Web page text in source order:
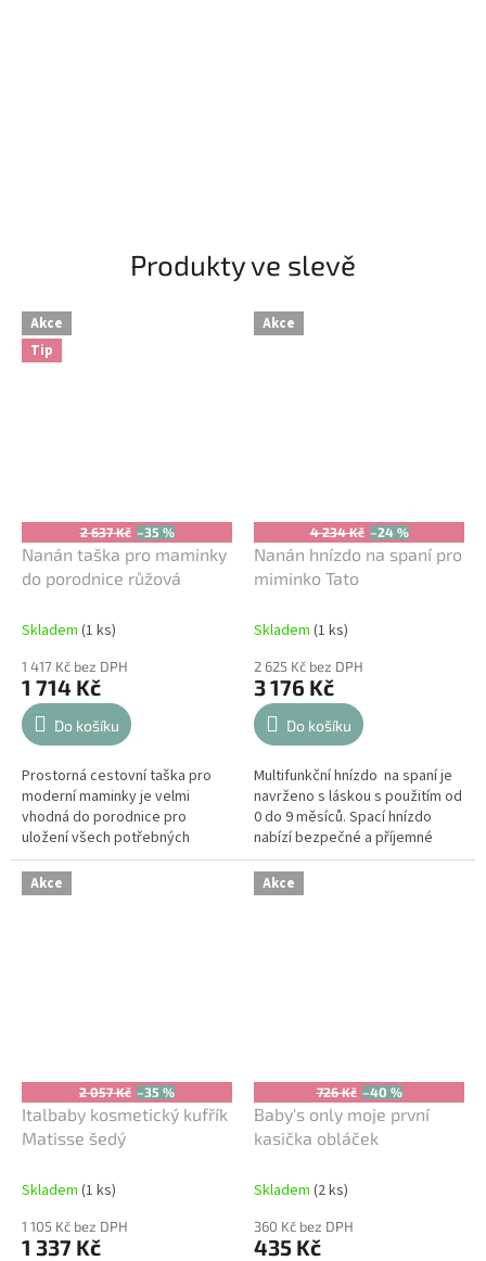
Produkty ve slevě
Akce
Tip
2 637 Kč –35 %
Nanán taška pro maminky
do porodnice růžová
Skladem (1 ks)
1 417 Kč bez DPH
1 714 Kč
Do košíku
Prostorná cestovní taška pro
moderní maminky je velmi
vhodná do porodnice pro
uložení všech potřebných
věciček pro miminko a také
velmi praktická na cestování s
děťátkem. Je...
Akce
4 234 Kč –24 %
Nanán hnízdo na spaní pro
miminko Tato
Skladem (1 ks)
2 625 Kč bez DPH
3 176 Kč
Do košíku
Multifunkční hnízdo na spaní je
navrženo s láskou s použitím od
0 do 9 měsíců. Spací hnízdo
nabízí bezpečné a příjemné
místo pro vaše dítě na spaní,
odpočinek, hry a mazlení....
Akce
2 057 Kč –35 %
Italbaby kosmetický kufřík
Matisse šedý
Skladem (1 ks)
1 105 Kč bez DPH
1 337 Kč
Akce
726 Kč –40 %
Baby's only moje první
kasička obláček
Skladem (2 ks)
360 Kč bez DPH
435 Kč